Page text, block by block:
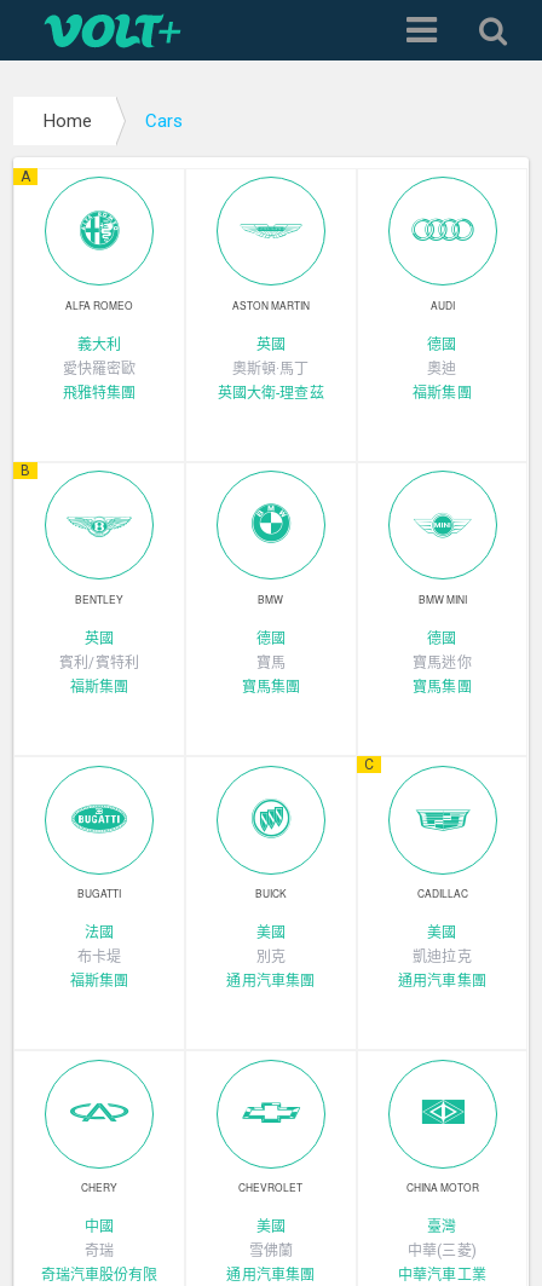
Home Cars
A
ALFA ROMEO
義大利
愛快羅密歐
飛雅特集團
ASTON MARTIN
英國
奧斯頓·馬丁
英國大衛-理查茲
AUDI
德國
奧迪
福斯集團
B
BENTLEY
英國
賓利/賓特利
福斯集團
BMW
德國
寶馬
寶馬集團
BMW MINI
德國
寶馬迷你
寶馬集團
BUGATTI
法國
布卡堤
福斯集團
BUICK
美國
別克
通用汽車集團
C
CADILLAC
美國
凱迪拉克
通用汽車集團
CHERY
中國
奇瑞
奇瑞汽車股份有限
CHEVROLET
美國
雪佛蘭
通用汽車集團
CHINA MOTOR
臺灣
中華(三菱)
中華汽車工業